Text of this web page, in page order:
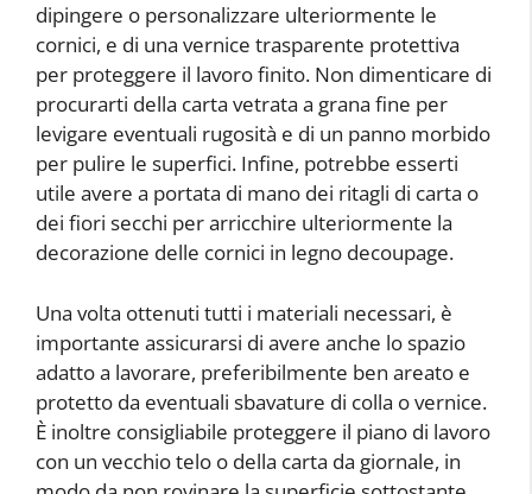
dipingere o personalizzare ulteriormente le
cornici, e di una vernice trasparente protettiva
per proteggere il lavoro finito. Non dimenticare di
procurarti della carta vetrata a grana fine per
levigare eventuali rugosità e di un panno morbido
per pulire le superfici. Infine, potrebbe esserti
utile avere a portata di mano dei ritagli di carta o
dei fiori secchi per arricchire ulteriormente la
decorazione delle cornici in legno decoupage.
Una volta ottenuti tutti i materiali necessari, è
importante assicurarsi di avere anche lo spazio
adatto a lavorare, preferibilmente ben areato e
protetto da eventuali sbavature di colla o vernice.
È inoltre consigliabile proteggere il piano di lavoro
con un vecchio telo o della carta da giornale, in